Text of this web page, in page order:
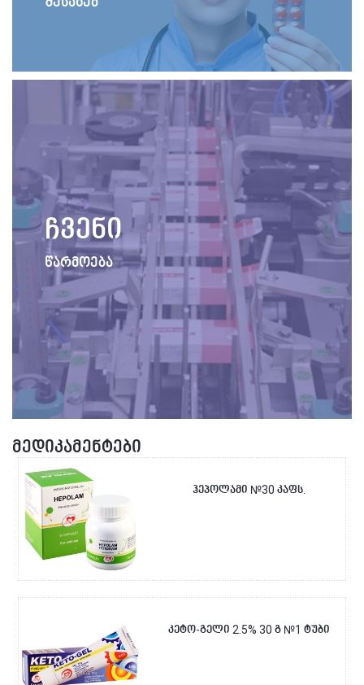
ჩვენი
წარმოება
მედიკამენტები
ჰეპოლამი №30 კაფს.
კეტო-გელი 2.5% 30 გ №1 ტუბი